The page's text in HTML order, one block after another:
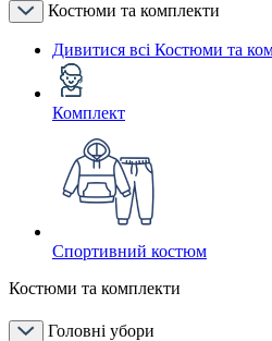
Костюми та комплекти
Дивитися всі Костюми та
Комплект
Спортивний костюм
Костюми та комплекти
Головні убори